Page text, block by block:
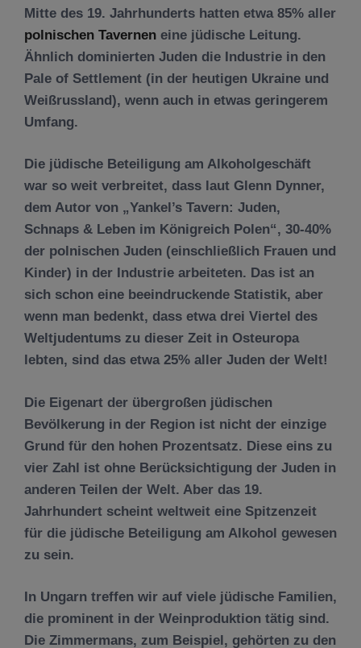
Mitte des 19. Jahrhunderts hatten etwa 85% aller
polnischen Tavernen eine jüdische Leitung.
Ähnlich dominierten Juden die Industrie in den
Pale of Settlement (in der heutigen Ukraine und
Weißrussland), wenn auch in etwas geringerem
Umfang.
Die jüdische Beteiligung am Alkoholgeschäft
war so weit verbreitet, dass laut Glenn Dynner,
dem Autor von „Yankel’s Tavern: Juden,
Schnaps & Leben im Königreich Polen“, 30-40%
der polnischen Juden (einschließlich Frauen und
Kinder) in der Industrie arbeiteten. Das ist an
sich schon eine beeindruckende Statistik, aber
wenn man bedenkt, dass etwa drei Viertel des
Weltjudentums zu dieser Zeit in Osteuropa
lebten, sind das etwa 25% aller Juden der Welt!
Die Eigenart der übergroßen jüdischen
Bevölkerung in der Region ist nicht der einzige
Grund für den hohen Prozentsatz. Diese eins zu
vier Zahl ist ohne Berücksichtigung der Juden in
anderen Teilen der Welt. Aber das 19.
Jahrhundert scheint weltweit eine Spitzenzeit
für die jüdische Beteiligung am Alkohol gewesen
zu sein.
In Ungarn treffen wir auf viele jüdische Familien,
die prominent in der Weinproduktion tätig sind.
Die Zimmermans, zum Beispiel, gehörten zu den